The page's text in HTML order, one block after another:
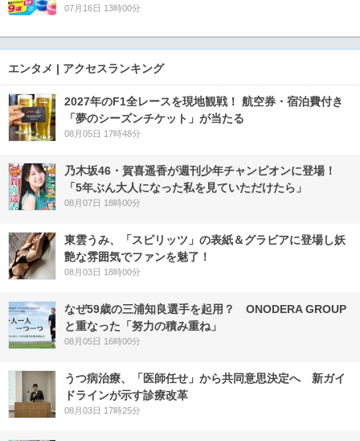
07月16日 13時00分
エンタメ | アクセスランキング
2027年のF1全レースを現地観戦！ 航空券・宿泊費付き
「夢のシーズンチケット」が当たる
08月05日 17時48分
乃木坂46・賀喜遥香が週刊少年チャンピオンに登場！
「5年ぶん大人になった私を見ていただけたら」
08月07日 18時00分
東雲うみ、「スピリッツ」の表紙＆グラビアに登場し妖
艶な雰囲気でファンを魅了！
08月03日 18時00分
なぜ59歳の三浦知良選手を起用？ ONODERA GROUP
と重なった「努力の積み重ね」
08月05日 16時00分
うつ病治療、「医師任せ」から共同意思決定へ 新ガイ
ドラインが示す診療改革
08月03日 17時25分